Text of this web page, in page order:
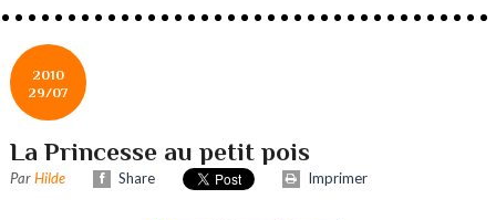
2010
29/07
La Princesse au petit pois
Par Hilde Share Imprimer